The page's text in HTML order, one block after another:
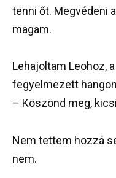
tenni őt. Megvédeni
magam.
Lehajoltam Leohoz,
fegyelmezett
– Köszönd meg,
Nem tettem hozzá
nem.